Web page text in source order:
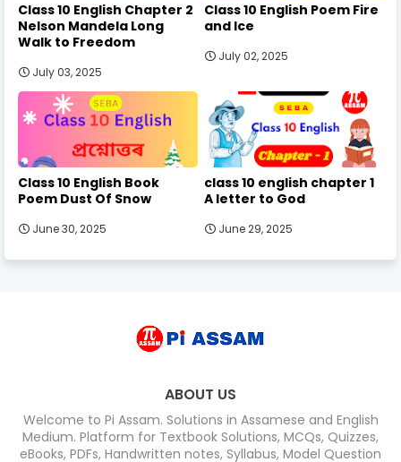
Class 10 English Chapter 2
Nelson Mandela Long
Walk to Freedom
July 03, 2025
Class 10 English Poem Fire
and Ice
July 02, 2025
Class 10 English Book
Poem Dust Of Snow
June 30, 2025
class 10 english chapter 1
A letter to God
June 29, 2025
ABOUT US
Welcome to Pi Assam. Solutions in Assamese and English
Medium. Platform for Textbook Solutions, MCQs, Quizzes,
eBooks, PDFs, Handwritten notes, Syllabus, Model Question